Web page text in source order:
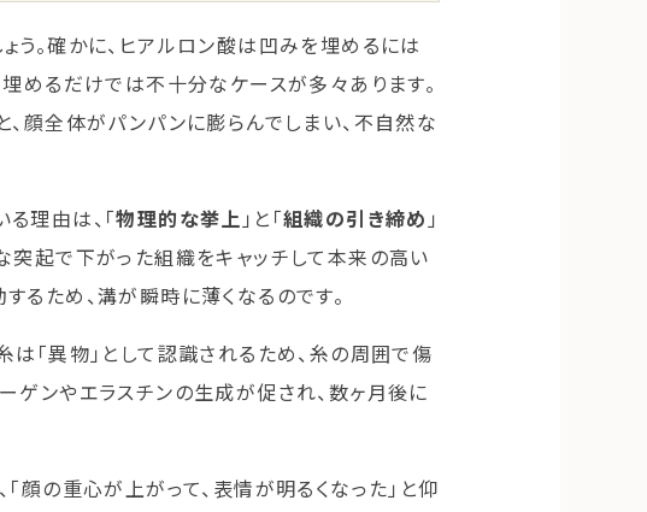
う。確かに、ヒアルロン酸は凹みを埋めるには
めるだけでは不十分なケースが多々あります。
、顔全体がパンパンに膨らんでしまい、不自然な
理由は、 「物理的な挙上 」と「組織の引き締め 」
突起で下がった組織をキャッチして本来の高い
るため、溝が瞬時に薄くなるのです。
「異物」として認識されるため、糸の周囲で傷
ゲンやエラスチンの生成が促され、数ヶ月後に
顔の重心が上がって、表情が明るくなった」と仰